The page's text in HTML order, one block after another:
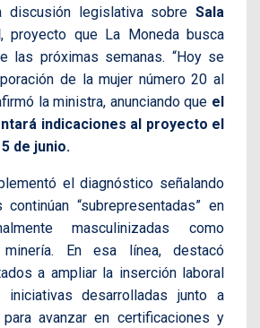
discusión legislativa sobre Sala
, proyecto que La Moneda busca
las próximas semanas. “Hoy se
de la mujer número 20 al
la ministra, anunciando que el
indicaciones al proyecto el
de junio.
el diagnóstico señalando
“subrepresentadas” en
masculinizadas como
En esa línea, destacó
a ampliar la inserción laboral
iniciativas desarrolladas junto a
avanzar en certificaciones y